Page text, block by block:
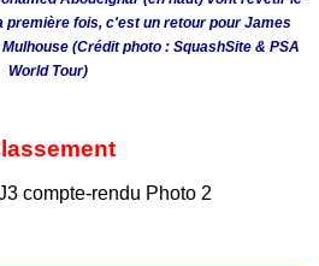
première fois, c'est un retour pour James
(Crédit photo : SquashSite & PSA
World Tour)